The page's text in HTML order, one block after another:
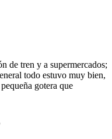
de tren y a supermercados;
todo estuvo muy bien,
gotera que